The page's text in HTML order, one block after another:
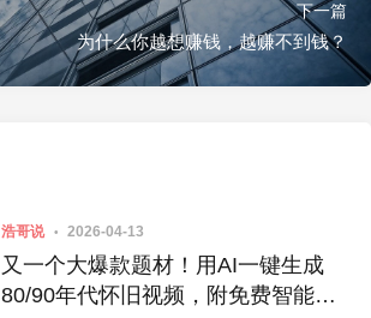
下一篇
为什么你越想赚钱，越赚不到钱？
浩哥说 2026-04-13
又一个大爆款题材！用AI一键生成
80/90年代怀旧视频，附免费智能体